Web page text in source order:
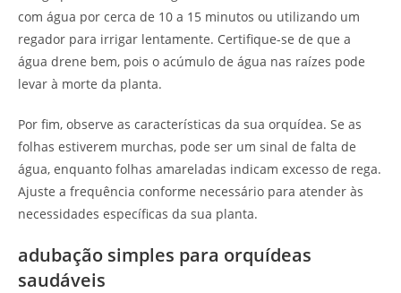
com água por cerca de 10 a 15 minutos ou utilizando um
regador para irrigar lentamente. Certifique-se de que a
água drene bem, pois o acúmulo de água nas raízes pode
levar à morte da planta.
Por fim, observe as características da sua orquídea. Se as
folhas estiverem murchas, pode ser um sinal de falta de
água, enquanto folhas amareladas indicam excesso de rega.
Ajuste a frequência conforme necessário para atender às
necessidades específicas da sua planta.
adubação simples para orquídeas
saudáveis